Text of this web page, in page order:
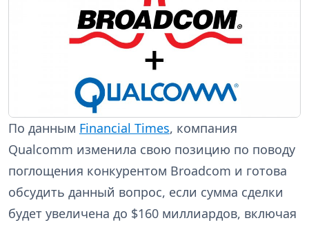
По данным Financial Times, компания
Qualcomm изменила свою позицию по поводу
поглощения конкурентом Broadcom и готова
обсудить данный вопрос, если сумма сделки
будет увеличена до $160 миллиардов, включая